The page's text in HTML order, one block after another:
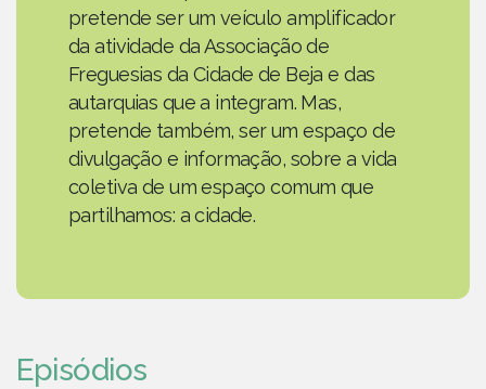
pretende ser um veículo amplificador
da atividade da Associação de
Freguesias da Cidade de Beja e das
autarquias que a integram. Mas,
pretende também, ser um espaço de
divulgação e informação, sobre a vida
coletiva de um espaço comum que
partilhamos: a cidade.
Episódios